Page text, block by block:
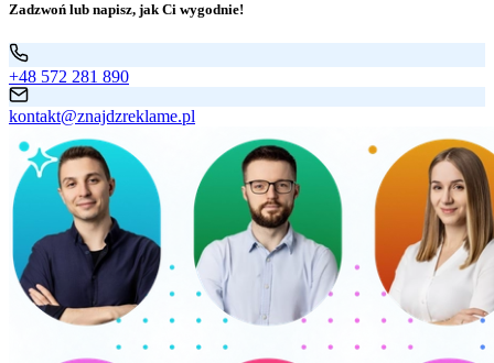
Zadzwoń lub napisz, jak Ci wygodnie!
+48 572 281 890
kontakt@znajdzreklame.pl